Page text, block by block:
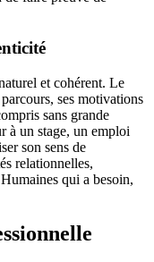
et cohérent. Le
ses motivations
sans grande
à un stage, un emploi
son sens de
relationnelles,
qui a besoin,